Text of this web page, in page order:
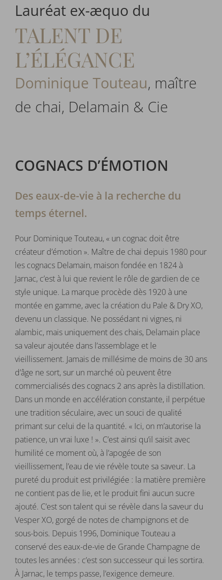
Lauréat ex-æquo du
TALENT DE
L’ÉLÉGANCE
Dominique Touteau, maître
de chai, Delamain & Cie
COGNACS D’ÉMOTION
Des eaux-de-vie à la recherche du
temps éternel.
Pour Dominique Touteau, « un cognac doit être
créateur d’émotion ». Maître de chai depuis 1980 pour
les cognacs Delamain, maison fondée en 1824 à
Jarnac, c’est à lui que revient le rôle de gardien de ce
style unique. La marque procède dès 1920 à une
montée en gamme, avec la création du Pale & Dry XO,
devenu un classique. Ne possédant ni vignes, ni
alambic, mais uniquement des chais, Delamain place
sa valeur ajoutée dans l’assemblage et le
vieillissement. Jamais de millésime de moins de 30 ans
d’âge ne sort, sur un marché où peuvent être
commercialisés des cognacs 2 ans après la distillation.
Dans un monde en accélération constante, il perpétue
une tradition séculaire, avec un souci de qualité
primant sur celui de la quantité. « Ici, on m’autorise la
patience, un vrai luxe ! ». C’est ainsi qu’il saisit avec
humilité ce moment où, à l’apogée de son
vieillissement, l’eau de vie révèle toute sa saveur. La
pureté du produit est privilégiée : la matière première
ne contient pas de lie, et le produit fini aucun sucre
ajouté. C’est son talent qui se révèle dans la saveur du
Vesper XO, gorgé de notes de champignons et de
sous-bois. Depuis 1996, Dominique Touteau a
conservé des eaux-de-vie de Grande Champagne de
toutes les années : c’est son successeur qui les sortira.
À Jarnac, le temps passe, l’exigence demeure.